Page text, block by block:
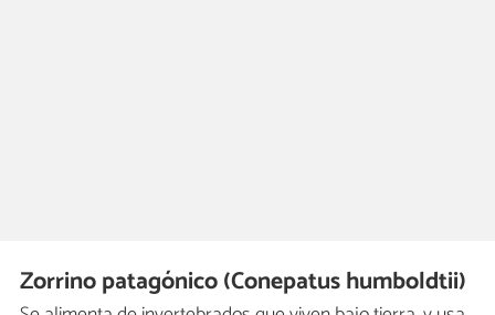
Zorrino patagónico (Conepatus humboldtii)